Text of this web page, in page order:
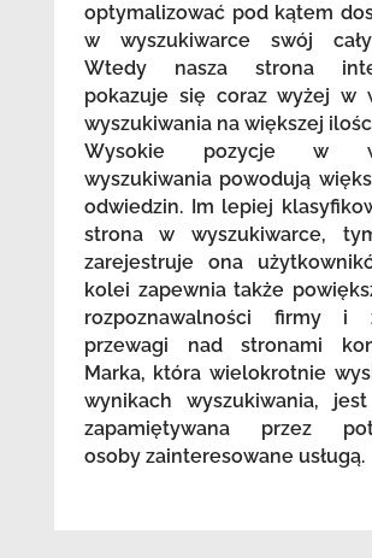
optymalizować pod kątem
w wyszukiwarce swój
Wtedy nasza strona
pokazuje się coraz wyżej w
wyszukiwania na większej
Wysokie pozycje w
wyszukiwania powodują
odwiedzin. Im lepiej
strona w wyszukiwarce,
zarejestruje ona
kolei zapewnia także
rozpoznawalności firmy i
przewagi nad stronami
Marka, która wielokrotnie
wynikach wyszukiwania,
zapamiętywana przez
osoby zainteresowane usługą.